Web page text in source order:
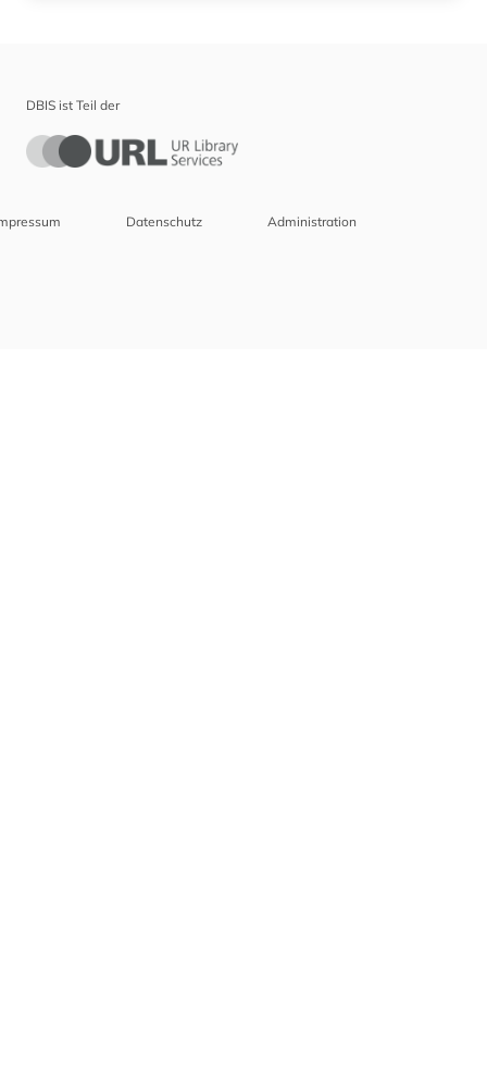
DBIS ist Teil der
Datenschutz Administration